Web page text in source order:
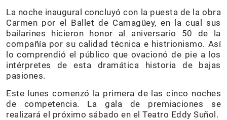
La noche inaugural concluyó con la puesta de la obra
Carmen por el Ballet de Camagüey, en la cual sus
bailarines hicieron honor al aniversario 50 de la
compañía por su calidad técnica e histrionismo. Así
lo comprendió el público que ovacionó de pie a los
intérpretes de esta dramática historia de bajas
pasiones.
Este lunes comenzó la primera de las cinco noches
de competencia. La gala de premiaciones se
realizará el próximo sábado en el Teatro Eddy Suñol.